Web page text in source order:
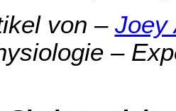
von – Joey
–